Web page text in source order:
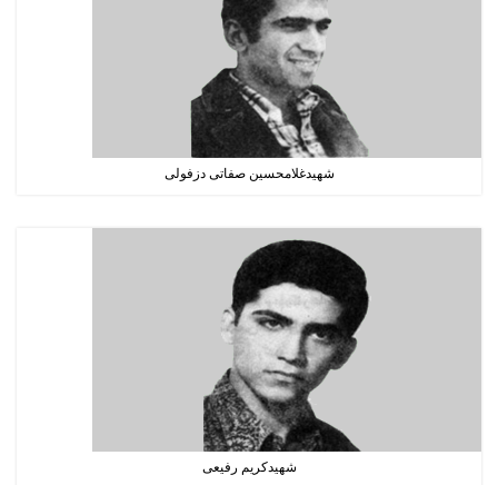
شهیدغلامحسین صفاتی دزفولی
شهیدکریم رفیعی